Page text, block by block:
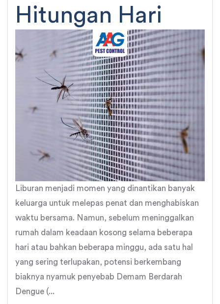
Hitungan Hari
Liburan menjadi momen yang dinantikan banyak
keluarga untuk melepas penat dan menghabiskan
waktu bersama. Namun, sebelum meninggalkan
rumah dalam keadaan kosong selama beberapa
hari atau bahkan beberapa minggu, ada satu hal
yang sering terlupakan, potensi berkembang
biaknya nyamuk penyebab Demam Berdarah
Dengue (...